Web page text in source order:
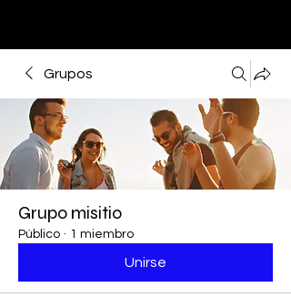
Grupos
Grupo misitio
Público · 1 miembro
Unirse